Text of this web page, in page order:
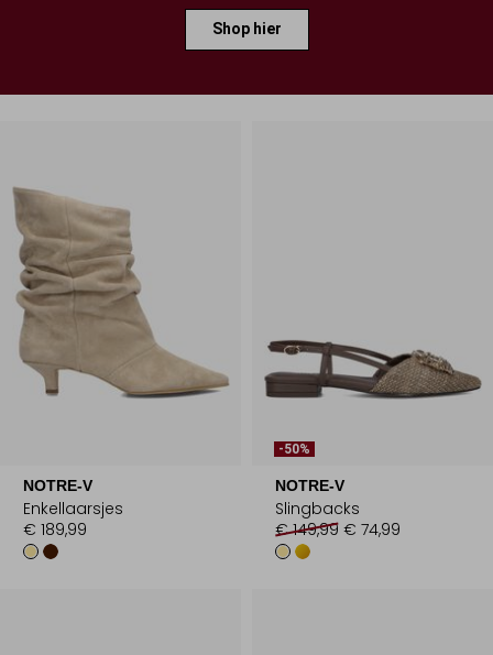
Shop hier
NOTRE-V
Enkellaarsjes
€ 189,99
-50%
NOTRE-V
Slingbacks
€ 149,99 € 74,99